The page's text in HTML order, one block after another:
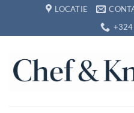
inhoud
LOCATIE